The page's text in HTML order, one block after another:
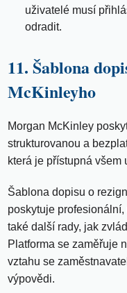
uživatelé musí
odradit.
11. Šablona
McKinleyho
Morgan McKinley
strukturovanou a
která je přístupná všem
Šablona dopisu o
poskytuje
také další rady, jak
Platforma se zaměřuje
vztahu se
výpovědi.